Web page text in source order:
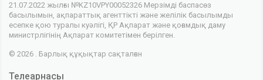
21.07.2022 жылғы №KZ10VPY00052326 Мерзімді баспасөз
басылымын, ақпараттық агенттікті және желілік басылымды
есепке қою туралы куәлігі, ҚР Ақпарат және қоғамдық даму
министрлігінің Ақпарат комитетімен берілген.
© 2026 . Барлық құқықтар сақталған
Телеарнасы